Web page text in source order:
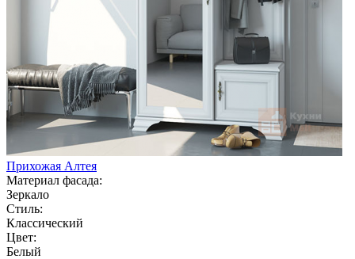
Прихожая Алтея
Материал фасада:
Зеркало
Стиль:
Классический
Цвет:
Белый